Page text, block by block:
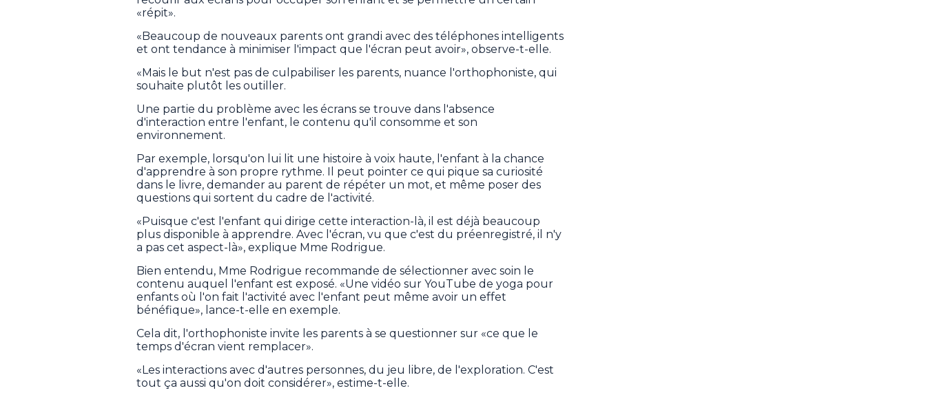
«répit».
«Beaucoup de nouveaux parents ont grandi avec des téléphones intelligents
et ont tendance à minimiser l'impact que l'écran peut avoir», observe-t-elle.
«Mais le but n'est pas de culpabiliser les parents, nuance l'orthophoniste, qui
souhaite plutôt les outiller.
Une partie du problème avec les écrans se trouve dans l'absence
d'interaction entre l'enfant, le contenu qu'il consomme et son
environnement.
Par exemple, lorsqu'on lui lit une histoire à voix haute, l'enfant à la chance
d'apprendre à son propre rythme. Il peut pointer ce qui pique sa curiosité
dans le livre, demander au parent de répéter un mot, et même poser des
questions qui sortent du cadre de l'activité.
«Puisque c'est l'enfant qui dirige cette interaction-là, il est déjà beaucoup
plus disponible à apprendre. Avec l'écran, vu que c'est du préenregistré, il n'y
a pas cet aspect-là», explique Mme Rodrigue.
Bien entendu, Mme Rodrigue recommande de sélectionner avec soin le
contenu auquel l'enfant est exposé. «Une vidéo sur YouTube de yoga pour
enfants où l'on fait l'activité avec l'enfant peut même avoir un effet
bénéfique», lance-t-elle en exemple.
Cela dit, l'orthophoniste invite les parents à se questionner sur «ce que le
temps d'écran vient remplacer».
«Les interactions avec d'autres personnes, du jeu libre, de l'exploration. C'est
tout ça aussi qu'on doit considérer», estime-t-elle.